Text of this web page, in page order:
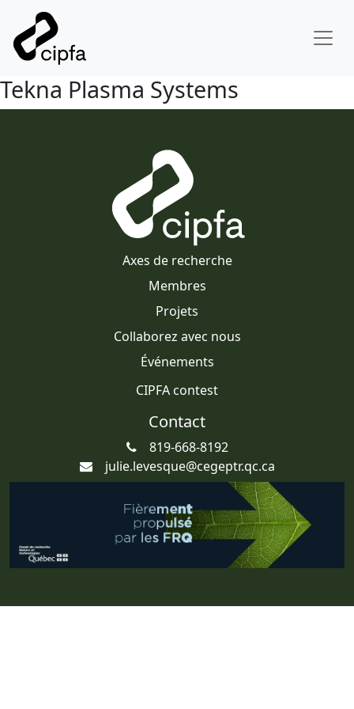
Tekna Plasma Systems
Axes de recherche
Membres
Projets
Collaborez avec nous
Événements
CIPFA contest
Contact
819-668-8192
julie.levesque@cegeptr.qc.ca